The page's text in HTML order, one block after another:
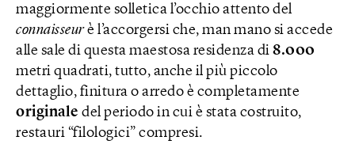
maggiormente solletica l’occhio attento del
connaisseurè l’accorgersi che, man mano si accede
alle sale di questa maestosa residenza di 8.000
metri quadrati, tutto, anche il più piccolo
dettaglio, finitura o arredo è completamente
originale del periodo in cui è stata costruito,
restauri “filologici” compresi.